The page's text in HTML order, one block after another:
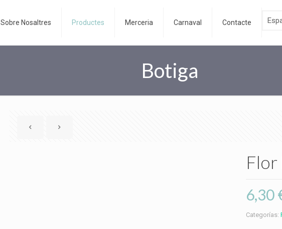
Sobre Nosaltres Productes Merceria Carnaval Contacte
Botiga
Flor
6,30
Categorías: